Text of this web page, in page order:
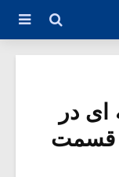
ای در
قسمت